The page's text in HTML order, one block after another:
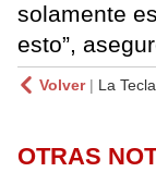
solamente
esto”,
Volver| La
OTRAS